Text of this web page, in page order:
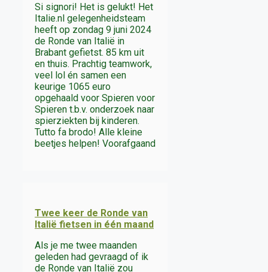
Si signori! Het is gelukt! Het
Italie.nl gelegenheidsteam
heeft op zondag 9 juni 2024
de Ronde van Italië in
Brabant gefietst. 85 km uit
en thuis. Prachtig teamwork,
veel lol én samen een
keurige 1065 euro
opgehaald voor Spieren voor
Spieren t.b.v. onderzoek naar
spierziekten bij kinderen.
Tutto fa brodo! Alle kleine
beetjes helpen! Voorafgaand
Twee keer de Ronde van
Italië fietsen in één maand
Als je me twee maanden
geleden had gevraagd of ik
de Ronde van Italië zou